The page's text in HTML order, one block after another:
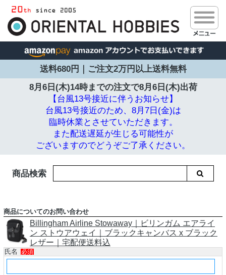
送料680円｜ご注文2万円以上送料無料
8月6日(木)14時までの注文で8月6日(木)出荷
【台風13号接近に伴うお知らせ】
台風13号接近のため、8月7日(金)は
臨時休業とさせていただきます。
また配送遅延が生じる可能性が
ございますのでどうぞご了承ください。
商品検索
商品についてのお問い合わせ
Billingham Airline Stowaway｜ビリンガム エアライ
ン ストウアウェイ｜ブラックキャンバス x ブラック
レザー｜宅配便送料込
氏名 必須